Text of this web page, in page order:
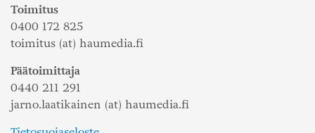
Toimitus
0400 172 825
toimitus (at) haumedia.fi
Päätoimittaja
0440 211 291
jarno.laatikainen (at) haumedia.fi